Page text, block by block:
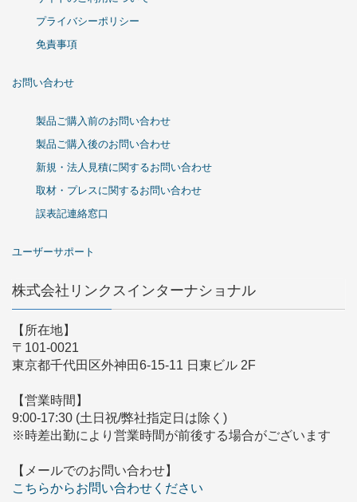
プライバシーポリシー
免責事項
お問い合わせ
製品ご購入前のお問い合わせ
製品ご購入後のお問い合わせ
新規・法人見積に関するお問い合わせ
取材・プレスに関するお問い合わせ
誤表記連絡窓口
ユーザーサポート
株式会社リンクスインターナショナル
【所在地】
〒101-0021
東京都千代田区外神田6-15-11 日東ビル 2F
【営業時間】
9:00-17:30 (土日祝/弊社指定日は除く)
※時差出勤により営業時間が前後する場合がございます
【メールでのお問い合わせ】
こちらからお問い合わせください